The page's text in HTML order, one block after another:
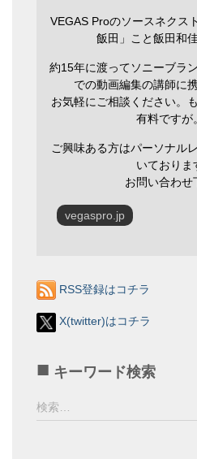
VEGAS Proのソースネクス
飯田」こと飯田和
約15年に渡ってソニーブラ
での動画編集の講師に
お気軽にご相談ください。
有料ですが
ご興味ある方はパーソナル
いておりま
お問い合わせ
vegaspro.jp
RSS登録はコチラ
X(twitter)はコチラ
キーワード検索
検
索
検索…